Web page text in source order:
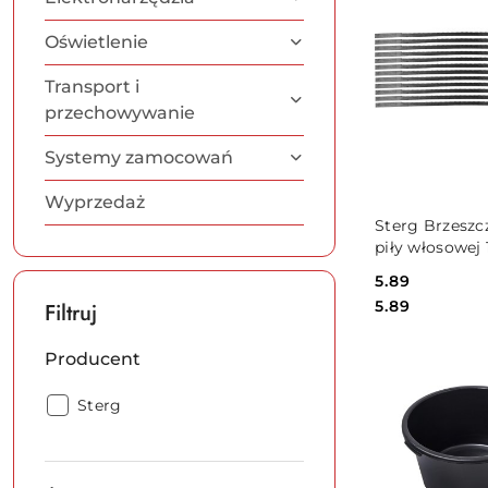
Oświetlenie
Transport i
przechowywanie
Systemy zamocowań
Wyprzedaż
Filtruj
Producent
Producent:
Sterg
Sterg
piły włosowej
plastik, 12 szt.
Cena:
5.89
Cena:
5.89
DO